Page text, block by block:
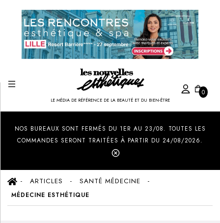
LE MÉDIA DE RÉFÉRENCE DE LA BEAUTÉ ET DU BIEN-ÊTRE
0
NOS BUREAUX SONT FERMÉS DU 1ER AU 23/08. TOUTES LES
COMMANDES SERONT TRAITÉES À PARTIR DU 24/08/2026.
ARTICLES SANTÉ MÉDECINE
MÉDECINE ESTHÉTIQUE